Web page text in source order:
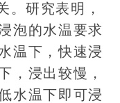
。研究表明，
泡的水温要求
温下，快速浸
，浸出较慢，
水温下即可浸